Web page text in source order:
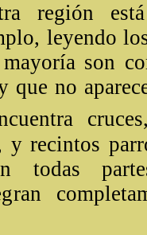
región
leyendo
son
que no
y recintos
todas